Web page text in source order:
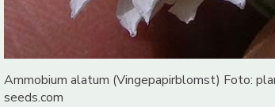
Ammobium alatum (Vingepapirblomst) Foto:
seeds.com